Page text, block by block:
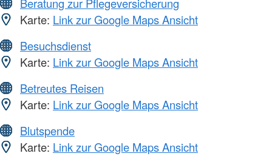
Beratung zur Pflegeversicherung
Karte: Link zur Google Maps Ansicht
Besuchsdienst
Karte: Link zur Google Maps Ansicht
Betreutes Reisen
Karte: Link zur Google Maps Ansicht
Blutspende
Karte: Link zur Google Maps Ansicht